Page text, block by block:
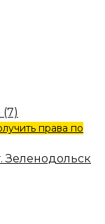
права по
Зеленодольск